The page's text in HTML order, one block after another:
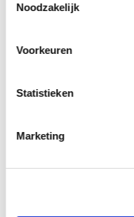
Noodzakelijk
Voorkeuren
Statistieken
MarketingDe sociale ladder
bent om te klimmen